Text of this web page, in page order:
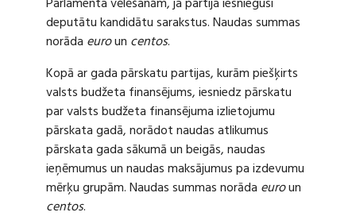
deputātu kandidātu sarakstus. Naudas summas
norāda euroun centos.
Kopā ar gada pārskatu partijas, kurām piešķirts
valsts budžeta finansējums, iesniedz pārskatu
par valsts budžeta finansējuma izlietojumu
pārskata gadā, norādot naudas atlikumus
pārskata gada sākumā un beigās, naudas
ieņēmumus un naudas maksājumus pa izdevumu
mērķu grupām. Naudas summas norāda euroun
centos.